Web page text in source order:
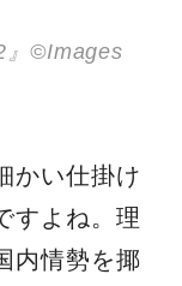
』©Images
かい仕掛け
すよね。理
内情勢を揶